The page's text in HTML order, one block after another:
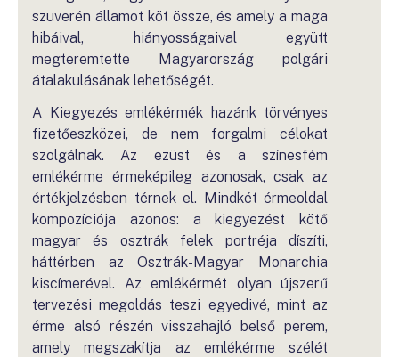
szuverén államot köt össze, és amely a maga
hibáival, hiányosságaival együtt
megteremtette Magyarország polgári
átalakulásának lehetőségét.
A Kiegyezés emlékérmék hazánk törvényes
fizetőeszközei, de nem forgalmi célokat
szolgálnak. Az ezüst és a színesfém
emlékérme érmeképileg azonosak, csak az
értékjelzésben térnek el. Mindkét érmeoldal
kompozíciója azonos: a kiegyezést kötő
magyar és osztrák felek portréja díszíti,
háttérben az Osztrák-Magyar Monarchia
kiscímerével. Az emlékérmét olyan újszerű
tervezési megoldás teszi egyedivé, mint az
érme alsó részén visszahajló belső perem,
amely megszakítja az emlékérme szélét